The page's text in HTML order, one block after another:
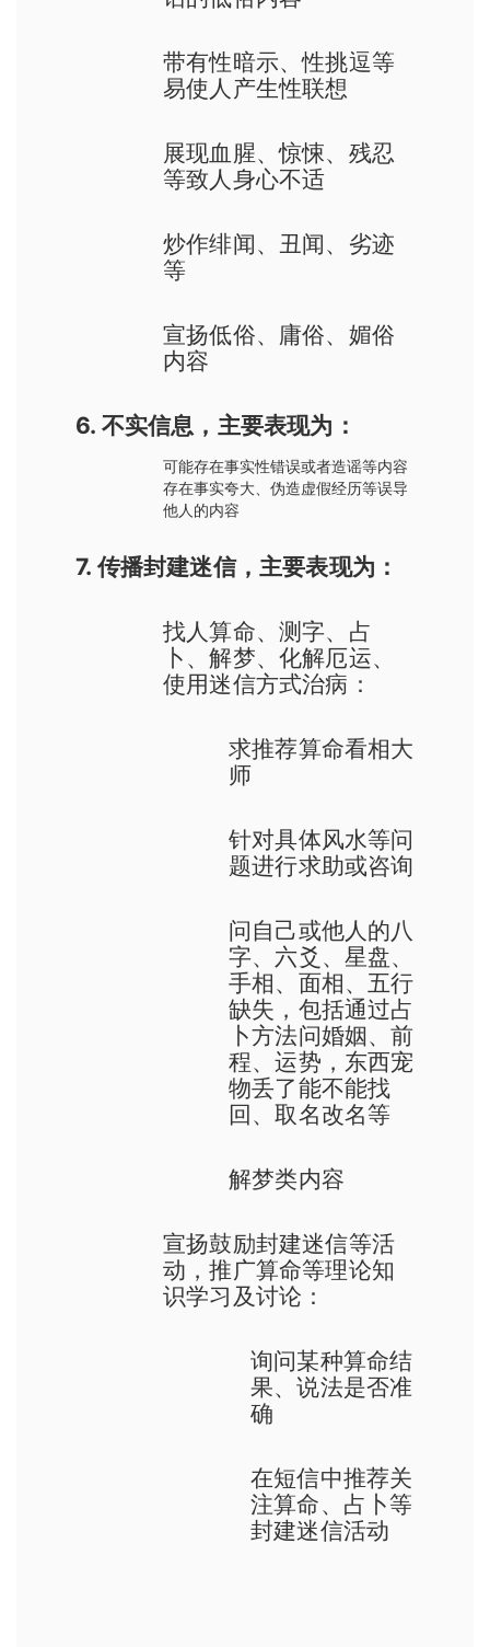
带有性暗示、性挑逗等
易使人产生性联想
展现血腥、惊悚、残忍
等致人身心不适
炒作绯闻、丑闻、劣迹
等
宣扬低俗、庸俗、媚俗
内容
6. 不实信息，主要表现为：
可能存在事实性错误或者造谣等内容
存在事实夸大、伪造虚假经历等误导
他人的内容
7. 传播封建迷信，主要表现为：
找人算命、测字、占
卜、解梦、化解厄运、
使用迷信方式治病：
求推荐算命看相大
师
针对具体风水等问
题进行求助或咨询
问自己或他人的八
字、六爻、星盘、
手相、面相、五行
缺失，包括通过占
卜方法问婚姻、前
程、运势，东西宠
物丢了能不能找
回、取名改名等
解梦类内容
宣扬鼓励封建迷信等活
动，推广算命等理论知
识学习及讨论：
询问某种算命结
果、说法是否准
确
在短信中推荐关
注算命、占卜等
封建迷信活动